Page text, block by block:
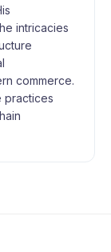
intricacies
commerce.
practices